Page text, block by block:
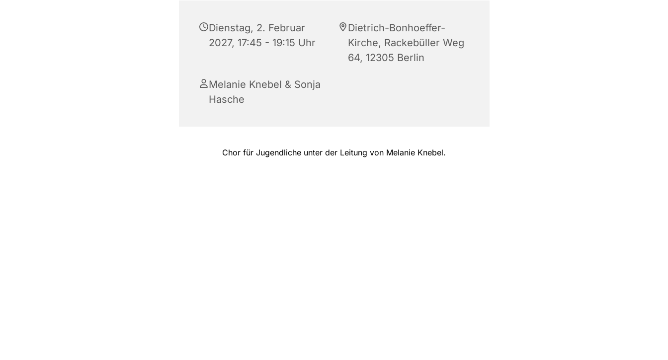
Dienstag, 2. Februar
2027, 17:45 - 19:15 Uhr
Dietrich-Bonhoeffer-
Kirche, Rackebüller Weg
64, 12305 Berlin
Melanie Knebel & Sonja
Hasche
Chor für Jugendliche unter der Leitung von Melanie Knebel.